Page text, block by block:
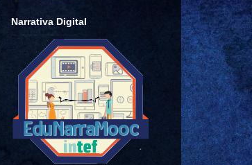
Narrativa Digital